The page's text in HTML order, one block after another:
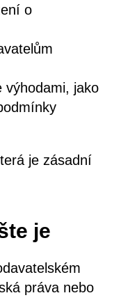
o
výhodami, jako
je zásadní
je
práva nebo